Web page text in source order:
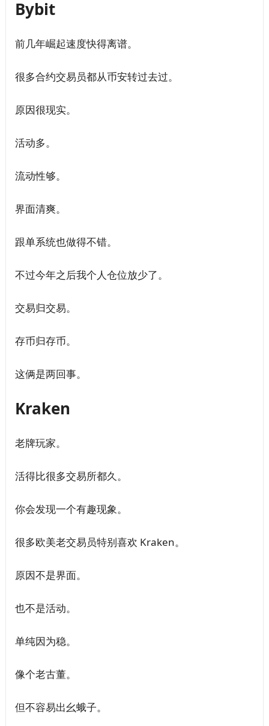
Bybit
前几年崛起速度快得离谱。
很多合约交易员都从币安转过去过。
原因很现实。
活动多。
流动性够。
界面清爽。
跟单系统也做得不错。
不过今年之后我个人仓位放少了。
交易归交易。
存币归存币。
这俩是两回事。
Kraken
老牌玩家。
活得比很多交易所都久。
你会发现一个有趣现象。
很多欧美老交易员特别喜欢 Kraken。
原因不是界面。
也不是活动。
单纯因为稳。
像个老古董。
但不容易出幺蛾子。